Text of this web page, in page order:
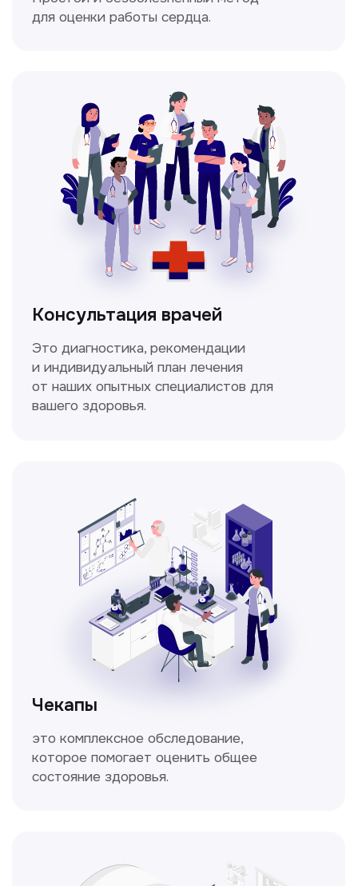
Мультиспиральная
компьютерная томография
Высокоточный метод диагностики,
позволяющий получить детальные
изображения внутренних органов и тканей.
Метод исследования функции внешнего
дыхания, включающий в себя измерение
объёмных и скоростных показателей
шейку матки с помощью специального
прибора — кольпоскопа.